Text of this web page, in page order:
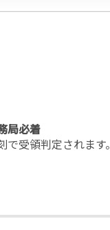
局必着
判定されます。